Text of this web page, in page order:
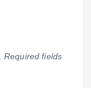
Required fields